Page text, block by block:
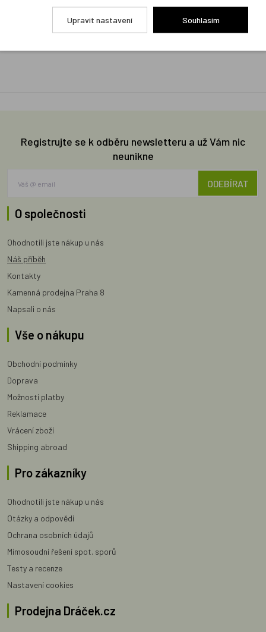
Objednávky obsahující jen skladové položky
expedujeme i v den objednávky, ostatní dle dodací
Registrujte se k odběru newsletteru a už Vám nic
neunikne
ODEBÍRAT
O společnosti
Ohodnotili jste nákup u nás
Náš příběh
Kontakty
Kamenná prodejna Praha 8
Napsali o nás
Vše o nákupu
Obchodní podmínky
Doprava
Možnosti platby
Reklamace
Vrácení zboží
Shipping abroad
Pro zákazníky
Ohodnotili jste nákup u nás
Otázky a odpovědi
Ochrana osobních údajů
Mimosoudní řešení spot. sporů
Testy a recenze
Nastavení cookies
Prodejna Dráček.cz
Upravit nastavení Souhlasím